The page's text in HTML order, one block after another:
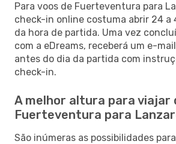
Para voos de Fuerteventura para
check-in online costuma abrir 24 a
da hora de partida. Uma vez
com a eDreams, receberá um e-
antes do dia da partida com
check-in.
A melhor altura para viajar
Fuerteventura para
São inúmeras as possibilidades